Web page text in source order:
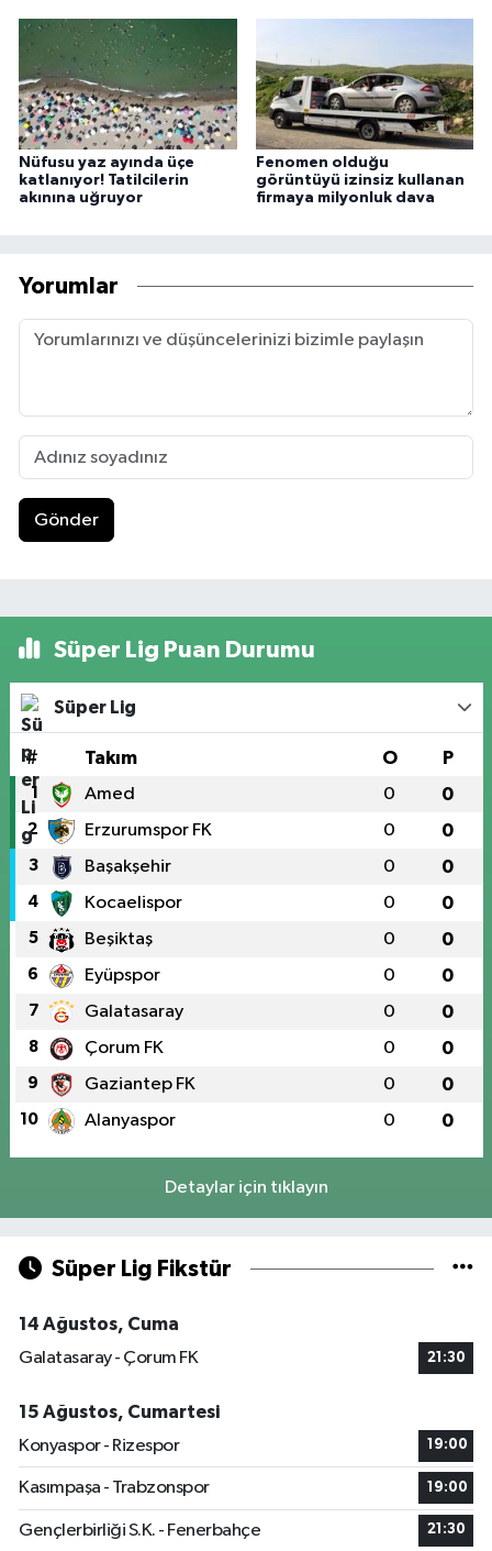
Nüfusu yaz ayında üçe
katlanıyor! Tatilcilerin
akınına uğruyor
Fenomen olduğu
görüntüyü izinsiz kullanan
firmaya milyonluk dava
Yorumlar
Gönder
Süper Lig Puan Durumu
Süper Lig
# Takım O P
1 Amed 0 0
2 Erzurumspor FK 0 0
3 Başakşehir 0 0
4 Kocaelispor 0 0
5 Beşiktaş 0 0
6 Eyüpspor 0 0
7 Galatasaray 0 0
8 Çorum FK 0 0
9 Gaziantep FK 0 0
10 Alanyaspor 0 0
Detaylar için tıklayın
Süper Lig Fikstür
14 Ağustos, Cuma
Galatasaray - Çorum FK
21:30
15 Ağustos, Cumartesi
Konyaspor - Rizespor
19:00
Kasımpaşa - Trabzonspor 19:00
Gençlerbirliği S.K. - Fenerbahçe 21:30